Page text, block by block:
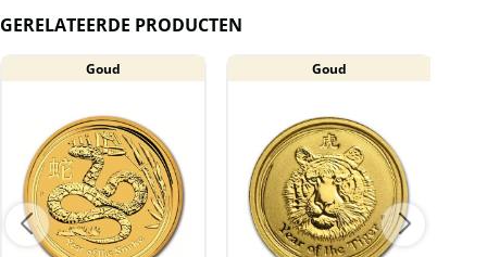
Waardebepaling
Door de grote oplage van deze munt, hangt de
waarde van deze munt meer samen met de
goudwaarde, dan met de verzamelwaarde.
GERELATEERDE PRODUCTEN
Goud Goud